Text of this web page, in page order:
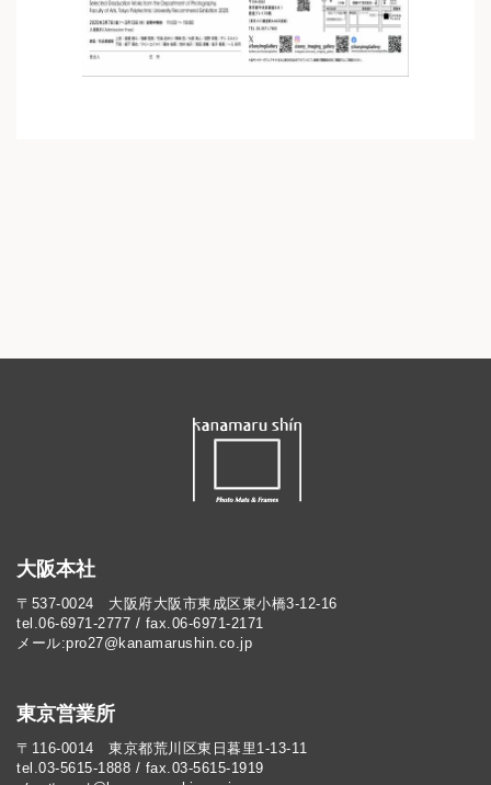
大阪本社
〒537-0024 大阪府大阪市東成区東小橋3-12-16
tel.06-6971-2777 / fax.06-6971-2171
メール:pro27@kanamarushin.co.jp​
東京営業所
〒116-0014 東京都荒川区東日暮里1-13-11
tel.03-5615-1888 / fax.03-5615-1919